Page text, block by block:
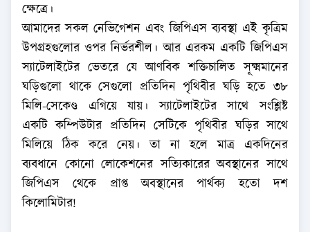
ক্ষেত্রে।
আমাদের সকল নেভিগেশন এবং জিপিএস ব্যবস্থা এই কৃত্রিম
উপগ্রহগুলোর ওপর নির্ভরশীল। আর এরকম একটি জিপিএস
স্যাটেলাইটের ভেতরে যে আণবিক শক্তিচালিত সূক্ষ্মমানের
ঘড়িগুলো থাকে সেগুলো প্রতিদিন পৃথিবীর ঘড়ি হতে ৩৮
মিলি-সেকেণ্ড এগিয়ে যায়। স্যাটেলাইটের সাথে সংশ্লিষ্ট
একটি কম্পিউটার প্রতিদিন সেটিকে পৃথিবীর ঘড়ির সাথে
মিলিয়ে ঠিক করে নেয়। তা না হলে মাত্র একদিনের
ব্যবধানে কোনো লোকেশনের সত্যিকারের অবস্থানের সাথে
জিপিএস থেকে প্রাপ্ত অবস্থানের পার্থক্য হতো দশ
কিলোমিটার!